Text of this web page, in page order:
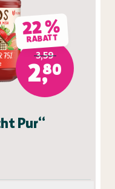
22 %
RABATT
3,59
2,80
Pur“